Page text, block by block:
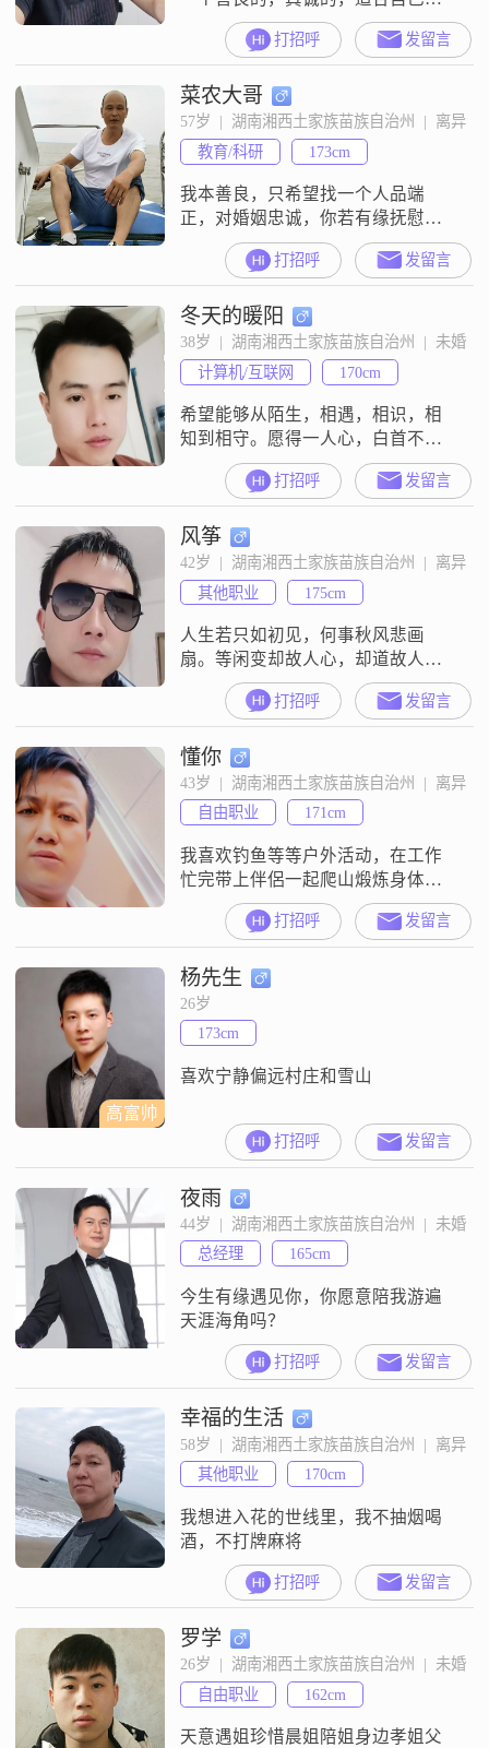
那个人一起携手到老！
打招呼 发留言
菜农大哥
57岁  |  湖南湘西土家族苗族自治州  |  离异
教育/科研
173cm
我本善良，只希望找一个人品端
正，对婚姻忠诚，你若有缘抚慰我
这颗受伤的心，我会用我的真心携
手深爱陪伴你余生。但愿为你一直
等待……
打招呼 发留言
冬天的暖阳
38岁  |  湖南湘西土家族苗族自治州  |  未婚
计算机/互联网
170cm
希望能够从陌生，相遇，相识，相
知到相守。愿得一人心，白首不分
打招呼 发留言
风筝
42岁  |  湖南湘西土家族苗族自治州  |  离异
其他职业
175cm
人生若只如初见，何事秋风悲画
扇。等闲变却故人心，却道故人心
易变。骊山语罢清宵半，泪雨零铃
终不怨。何如薄幸锦衣郎，比翼连
枝当日愿。
打招呼 发留言
懂你
43岁  |  湖南湘西土家族苗族自治州  |  离异
自由职业
171cm
我喜欢钓鱼等等户外活动，在工作
忙完带上伴侶一起爬山煅炼身体，
聊聊天多好
打招呼 发留言
高富帅
杨先生
26岁
173cm
喜欢宁静偏远村庄和雪山
打招呼 发留言
夜雨
44岁  |  湖南湘西土家族苗族自治州  |  未婚
总经理
165cm
今生有缘遇见你，你愿意陪我游遍
天涯海角吗？
打招呼 发留言
幸福的生活
58岁  |  湖南湘西土家族苗族自治州  |  离异
其他职业
170cm
我想进入花的世线里，我不抽烟喝
酒，不打牌麻将
打招呼 发留言
罗学
26岁  |  湖南湘西土家族苗族自治州  |  未婚
自由职业
162cm
天意遇姐珍惜晨姐陪姐身边孝姐父